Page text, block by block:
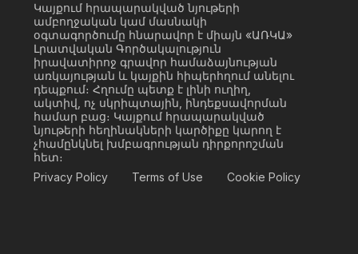
Կայքում հրապարակված նյութերի
ամբողջական կամ մասնակի
օգտագործումը հնարավոր է միայն «ԱՌԿԱ»
Լրատվական Գործակալություն
իրավատիրոջ գրավոր համաձայնության
առկայության և կայքին հիպերհղում անելու
դեպքում։ Հղումը պետք է լինի ուղիղ,
ակտիվ, ոչ սկրիպտային, ինդեքսավորման
համար բաց։ Կայքում հրապարակված
նյութերի հեղինակների կարծիքը կարող է
չհամընկնել խմբագրության դիրքորոշման
հետ։
Privacy Policy
Terms of Use Cookie Policy